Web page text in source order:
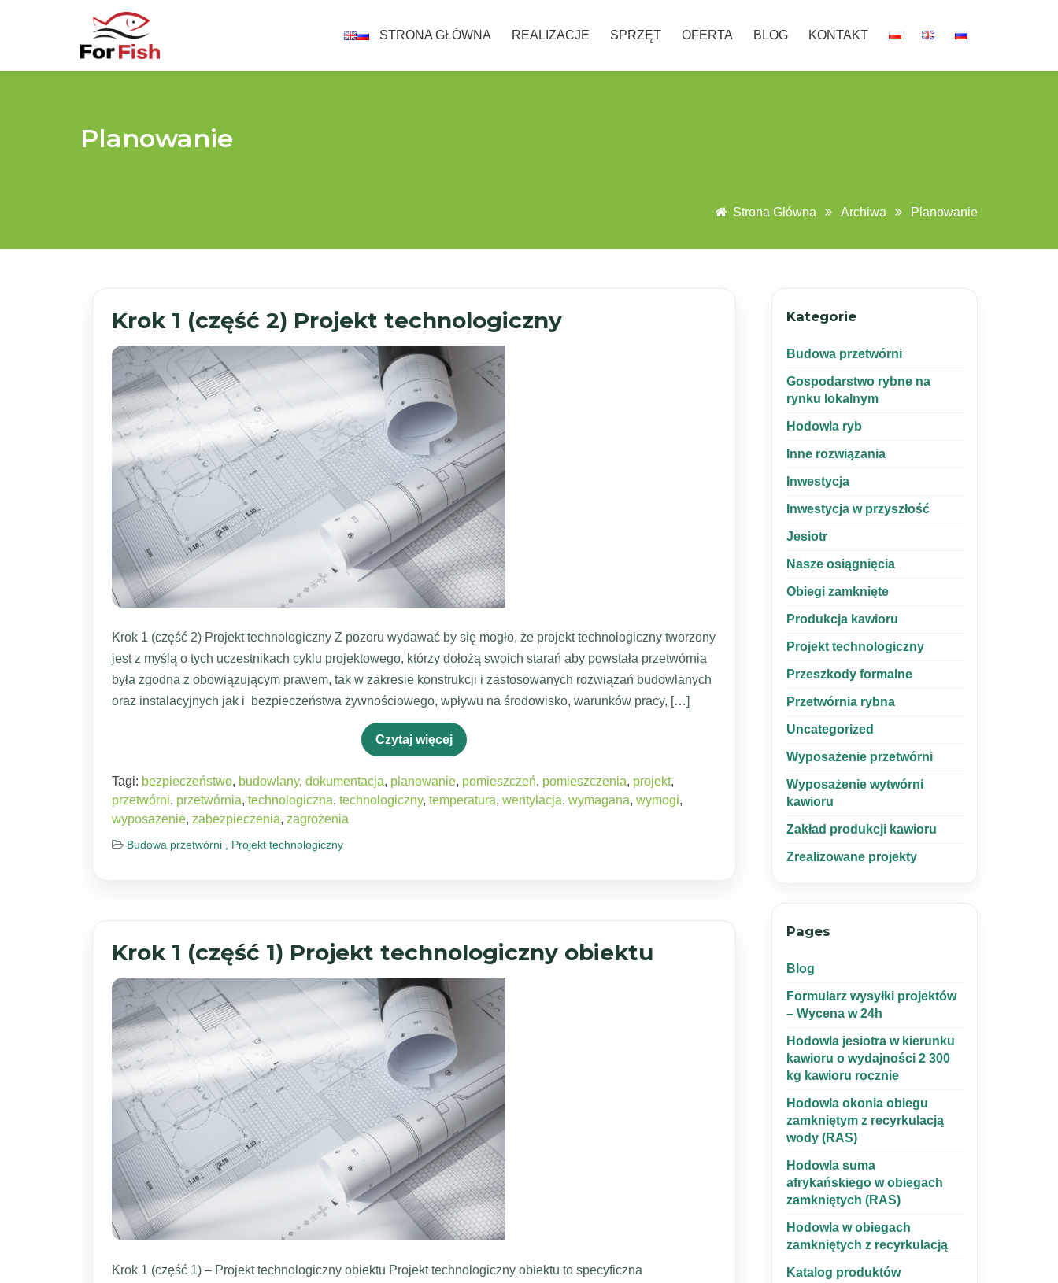
STRONA GŁÓWNA REALIZACJE SPRZĘT OFERTA BLOG KONTAKT
Planowanie
Strona Główna Archiwa Planowanie
Krok 1 (część 2) Projekt technologiczny
Krok 1 (część 2) Projekt technologiczny Z pozoru wydawać by się mogło, że projekt technologiczny tworzony
jest z myślą o tych uczestnikach cyklu projektowego, którzy dołożą swoich starań aby powstała przetwórnia
była zgodna z obowiązującym prawem, tak w zakresie konstrukcji i zastosowanych rozwiązań budowlanych
oraz instalacyjnych jak i bezpieczeństwa żywnościowego, wpływu na środowisko, warunków pracy, […]
Czytaj więcej
Tagi: bezpieczeństwo, budowlany, dokumentacja, planowanie, pomieszczeń, pomieszczenia, projekt,
przetwórni, przetwórnia, technologiczna, technologiczny, temperatura, wentylacja, wymagana, wymogi,
wyposażenie, zabezpieczenia, zagrożenia
Budowa przetwórni , Projekt technologiczny
Krok 1 (część 1) Projekt technologiczny obiektu
Krok 1 (część 1) – Projekt technologiczny obiektu Projekt technologiczny obiektu to specyficzna
Kategorie
Budowa przetwórni
Gospodarstwo rybne na
rynku lokalnym
Hodowla ryb
Inne rozwiązania
Inwestycja
Inwestycja w przyszłość
Jesiotr
Nasze osiągnięcia
Obiegi zamknięte
Produkcja kawioru
Projekt technologiczny
Przeszkody formalne
Przetwórnia rybna
Uncategorized
Wyposażenie przetwórni
Wyposażenie wytwórni
kawioru
Zakład produkcji kawioru
Zrealizowane projekty
Pages
Blog
Formularz wysyłki projektów
– Wycena w 24h
Hodowla jesiotra w kierunku
kawioru o wydajności 2 300
kg kawioru rocznie
Hodowla okonia obiegu
zamkniętym z recyrkulacją
wody (RAS)
Hodowla suma
afrykańskiego w obiegach
zamkniętych (RAS)
Hodowla w obiegach
zamkniętych z recyrkulacją
Katalog produktów